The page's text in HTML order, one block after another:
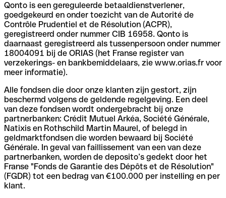
Qonto is een gereguleerde betaaldienstverlener,
goedgekeurd en onder toezicht van de Autorité de
Contrôle Prudentiel et de Résolution (ACPR),
geregistreerd onder nummer CIB 16958. Qonto is
daarnaast geregistreerd als tussenpersoon onder nummer
18004091 bij de ORIAS (het Franse register van
verzekerings- en bankbemiddelaars, zie www.orias.fr voor
meer informatie).
Alle fondsen die door onze klanten zijn gestort, zijn
beschermd volgens de geldende regelgeving. Een deel
van deze fondsen wordt ondergebracht bij onze
partnerbanken: Crédit Mutuel Arkéa, Société Générale,
Natixis en Rothschild Martin Maurel, of belegd in
geldmarktfondsen die worden bewaard bij Société
Générale. In geval van faillissement van een van deze
partnerbanken, worden de deposito’s gedekt door het
Franse "Fonds de Garantie des Dépôts et de Résolution"
(FGDR) tot een bedrag van €100.000 per instelling en per
klant.